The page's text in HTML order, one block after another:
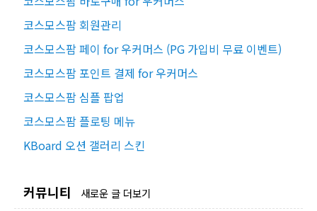
코스모스팜 회원관리
코스모스팜 페이 for 우커머스 (PG 가입비 무료 이벤트)
코스모스팜 포인트 결제 for 우커머스
코스모스팜 심플 팝업
코스모스팜 플로팅 메뉴
KBoard 오션 갤러리 스킨
커뮤니티 새로운 글 더보기